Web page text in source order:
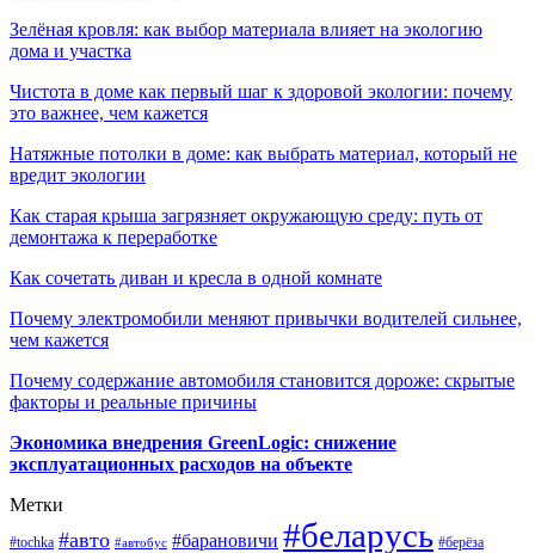
Зелёная кровля: как выбор материала влияет на экологию
дома и участка
Чистота в доме как первый шаг к здоровой экологии: почему
это важнее, чем кажется
Натяжные потолки в доме: как выбрать материал, который не
вредит экологии
Как старая крыша загрязняет окружающую среду: путь от
демонтажа к переработке
Как сочетать диван и кресла в одной комнате
Почему электромобили меняют привычки водителей сильнее,
чем кажется
Почему содержание автомобиля становится дороже: скрытые
факторы и реальные причины
Экономика внедрения GreenLogic: снижение
эксплуатационных расходов на объекте
Метки
#tochka #авто #автобус #барановичи #беларусь #берёза